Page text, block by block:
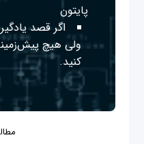
پایتون
اگر قصد
ولی هیچ
کنید.